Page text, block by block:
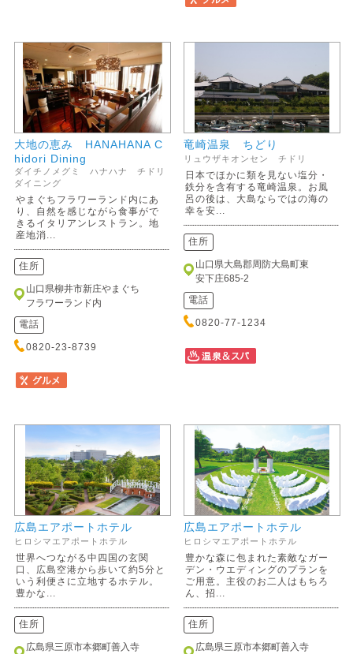
大地の恵み HANAHANA C
hidori Dining
ダイチノメグミ ハナハナ チドリ
ダイニング
やまぐちフラワーランド内にあ
り、自然を感じながら食事がで
きるイタリアンレストラン。地
産地消...
住所
山口県柳井市新庄やまぐち
フラワーランド内
電話
0820-23-8739
竜崎温泉 ちどり
リュウザキオンセン チドリ
日本でほかに類を見ない塩分・
鉄分を含有する竜崎温泉。お風
呂の後は、大島ならではの海の
幸を安...
住所
山口県大島郡周防大島町東
安下庄685-2
電話
0820-77-1234
広島エアポートホテル
ヒロシマエアポートホテル
世界へつながる中四国の玄関
口、広島空港から歩いて約5分と
いう利便さに立地するホテル。
豊かな...
住所
広島県三原市本郷町善入寺
広島エアポートホテル
ヒロシマエアポートホテル
豊かな森に包まれた素敵なガー
デン・ウエディングのプランを
ご用意。主役のお二人はもちろ
ん、招...
住所
広島県三原市本郷町善入寺